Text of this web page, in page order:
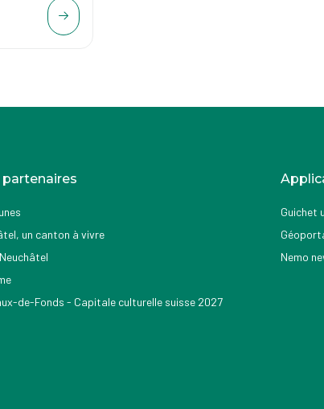
partenaires
un canton à vivre
de-Fonds - Capitale culturelle suisse 2027
Guichet
Nemo